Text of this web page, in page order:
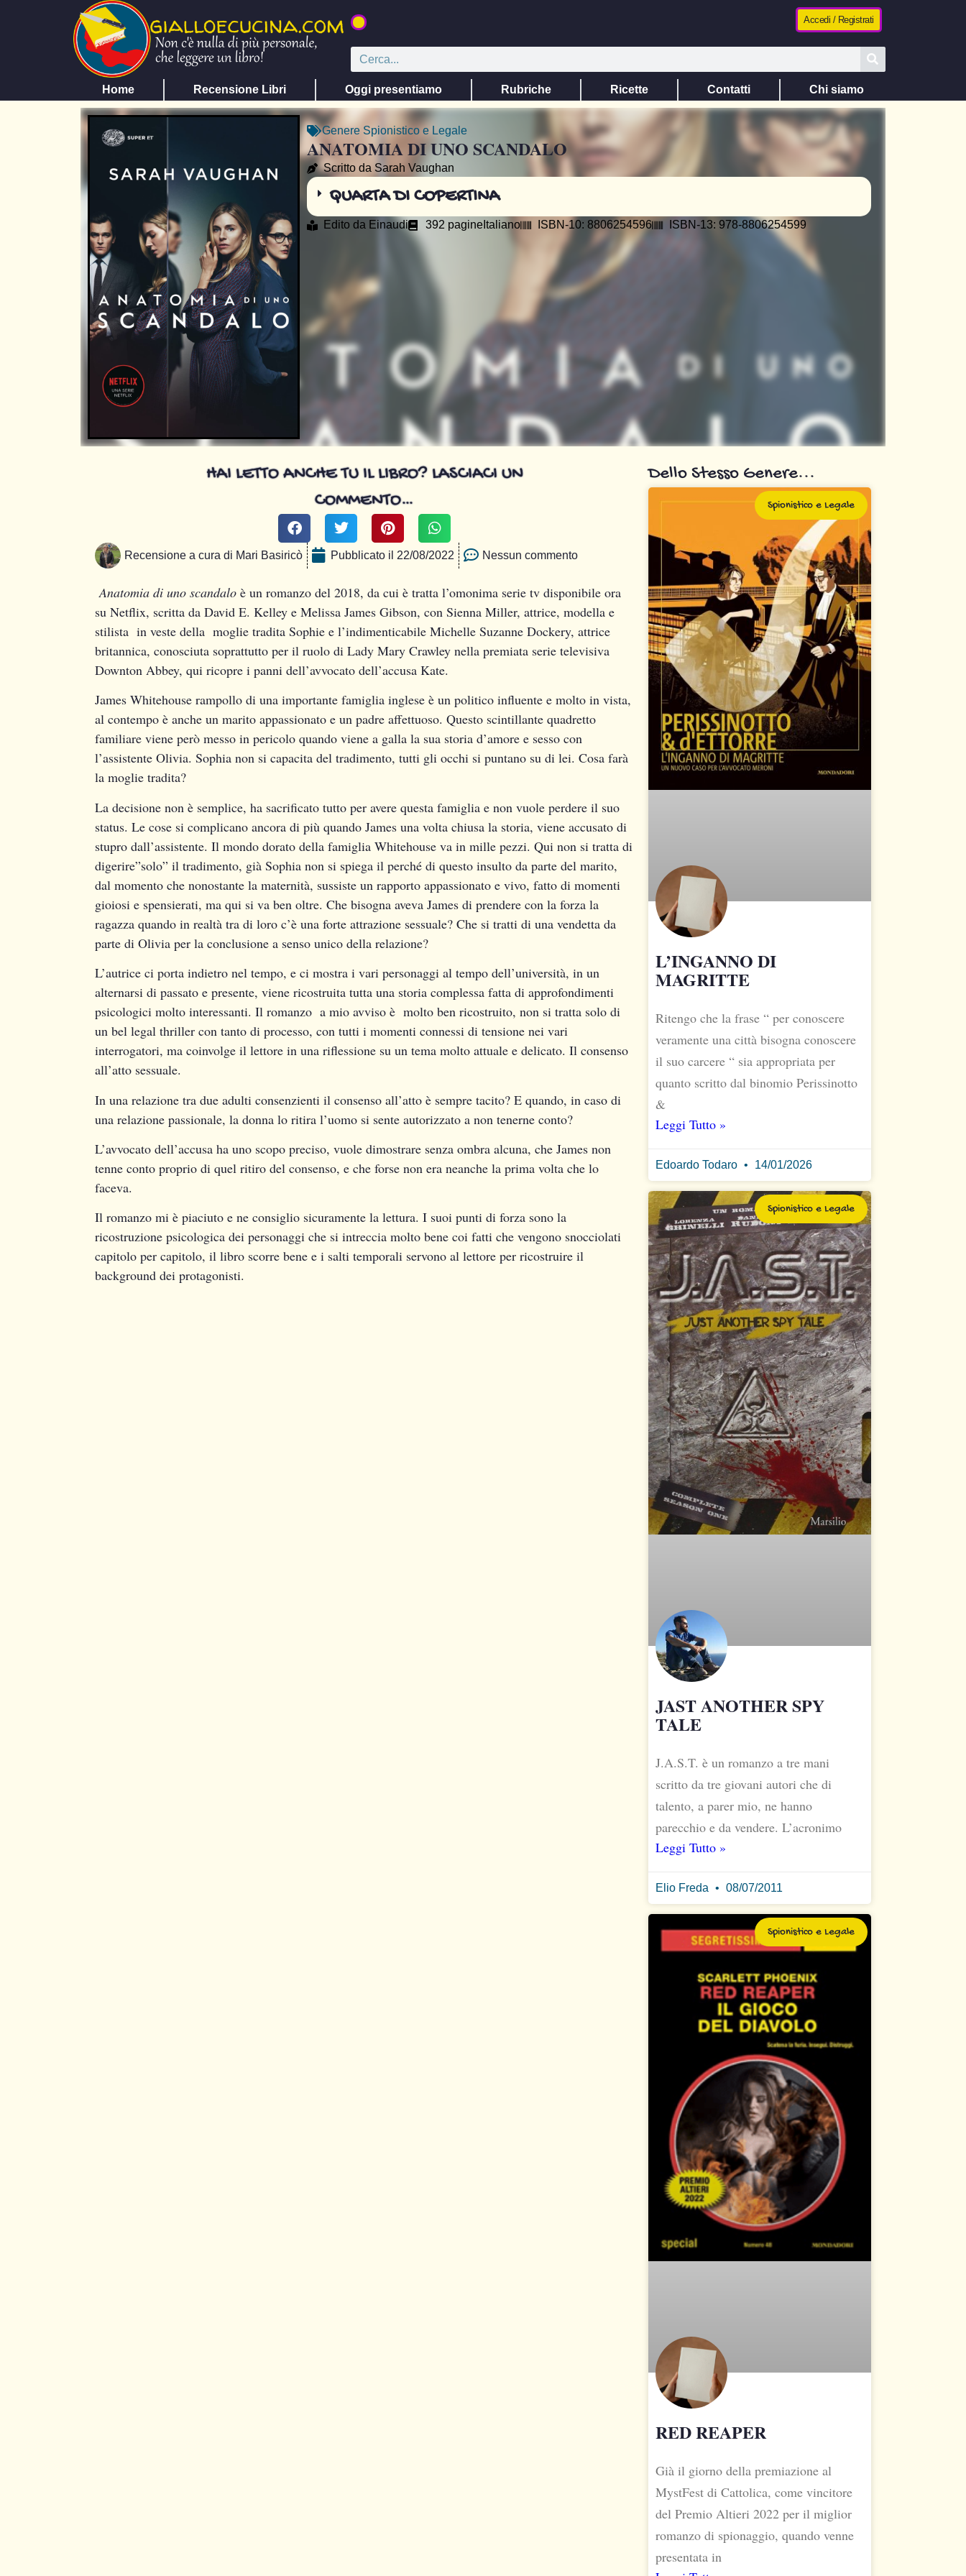
Accedi / Registrati
Home Recensione Libri Oggi presentiamo Rubriche Ricette Contatti Chi siamo
Genere Spionistico e Legale
ANATOMIA DI UNO SCANDALO
Scritto da Sarah Vaughan
QUARTA DI COPERTINA
Edito da Einaudi 392 pagine Italiano ISBN-10: 8806254596 ISBN-13: 978-8806254599
HAI LETTO ANCHE TU IL LIBRO? LASCIACI UN
COMMENTO…
Recensione a cura di Mari Basiricò Pubblicato il 22/08/2022 Nessun commento
Anatomia di uno scandalo è un romanzo del 2018, da cui è tratta l’omonima serie tv disponibile ora
su Netflix, scritta da David E. Kelley e Melissa James Gibson, con Sienna Miller, attrice, modella e
stilista in veste della moglie tradita Sophie e l’indimenticabile Michelle Suzanne Dockery, attrice
britannica, conosciuta soprattutto per il ruolo di Lady Mary Crawley nella premiata serie televisiva
Downton Abbey, qui ricopre i panni dell’avvocato dell’accusa Kate.
James Whitehouse rampollo di una importante famiglia inglese è un politico influente e molto in vista,
al contempo è anche un marito appassionato e un padre affettuoso. Questo scintillante quadretto
familiare viene però messo in pericolo quando viene a galla la sua storia d’amore e sesso con
l’assistente Olivia. Sophia non si capacita del tradimento, tutti gli occhi si puntano su di lei. Cosa farà
la moglie tradita?
La decisione non è semplice, ha sacrificato tutto per avere questa famiglia e non vuole perdere il suo
status. Le cose si complicano ancora di più quando James una volta chiusa la storia, viene accusato di
stupro dall’assistente. Il mondo dorato della famiglia Whitehouse va in mille pezzi. Qui non si tratta di
digerire”solo” il tradimento, già Sophia non si spiega il perché di questo insulto da parte del marito,
dal momento che nonostante la maternità, sussiste un rapporto appassionato e vivo, fatto di momenti
gioiosi e spensierati, ma qui si va ben oltre. Che bisogna aveva James di prendere con la forza la
ragazza quando in realtà tra di loro c’è una forte attrazione sessuale? Che si tratti di una vendetta da
parte di Olivia per la conclusione a senso unico della relazione?
L’autrice ci porta indietro nel tempo, e ci mostra i vari personaggi al tempo dell’università, in un
alternarsi di passato e presente, viene ricostruita tutta una storia complessa fatta di approfondimenti
psicologici molto interessanti. Il romanzo a mio avviso è molto ben ricostruito, non si tratta solo di
un bel legal thriller con tanto di processo, con tutti i momenti connessi di tensione nei vari
interrogatori, ma coinvolge il lettore in una riflessione su un tema molto attuale e delicato. Il consenso
all’atto sessuale.
In una relazione tra due adulti consenzienti il consenso all’atto è sempre tacito? E quando, in caso di
una relazione passionale, la donna lo ritira l’uomo si sente autorizzato a non tenerne conto?
L’avvocato dell’accusa ha uno scopo preciso, vuole dimostrare senza ombra alcuna, che James non
tenne conto proprio di quel ritiro del consenso, e che forse non era neanche la prima volta che lo
faceva.
Il romanzo mi è piaciuto e ne consiglio sicuramente la lettura. I suoi punti di forza sono la
ricostruzione psicologica dei personaggi che si intreccia molto bene coi fatti che vengono snocciolati
capitolo per capitolo, il libro scorre bene e i salti temporali servono al lettore per ricostruire il
background dei protagonisti.
Dello Stesso Genere...
Spionistico e Legale
L’INGANNO DI
MAGRITTE
Ritengo che la frase “ per conoscere
veramente una città bisogna conoscere
il suo carcere “ sia appropriata per
quanto scritto dal binomio Perissinotto
&
Leggi Tutto »
Edoardo Todaro 14/01/2026
Spionistico e Legale
JAST ANOTHER SPY
TALE
J.A.S.T. è un romanzo a tre mani
scritto da tre giovani autori che di
talento, a parer mio, ne hanno
parecchio e da vendere. L’acronimo
Leggi Tutto »
Elio Freda 08/07/2011
Spionistico e Legale
RED REAPER
Già il giorno della premiazione al
MystFest di Cattolica, come vincitore
del Premio Altieri 2022 per il miglior
romanzo di spionaggio, quando venne
presentata in